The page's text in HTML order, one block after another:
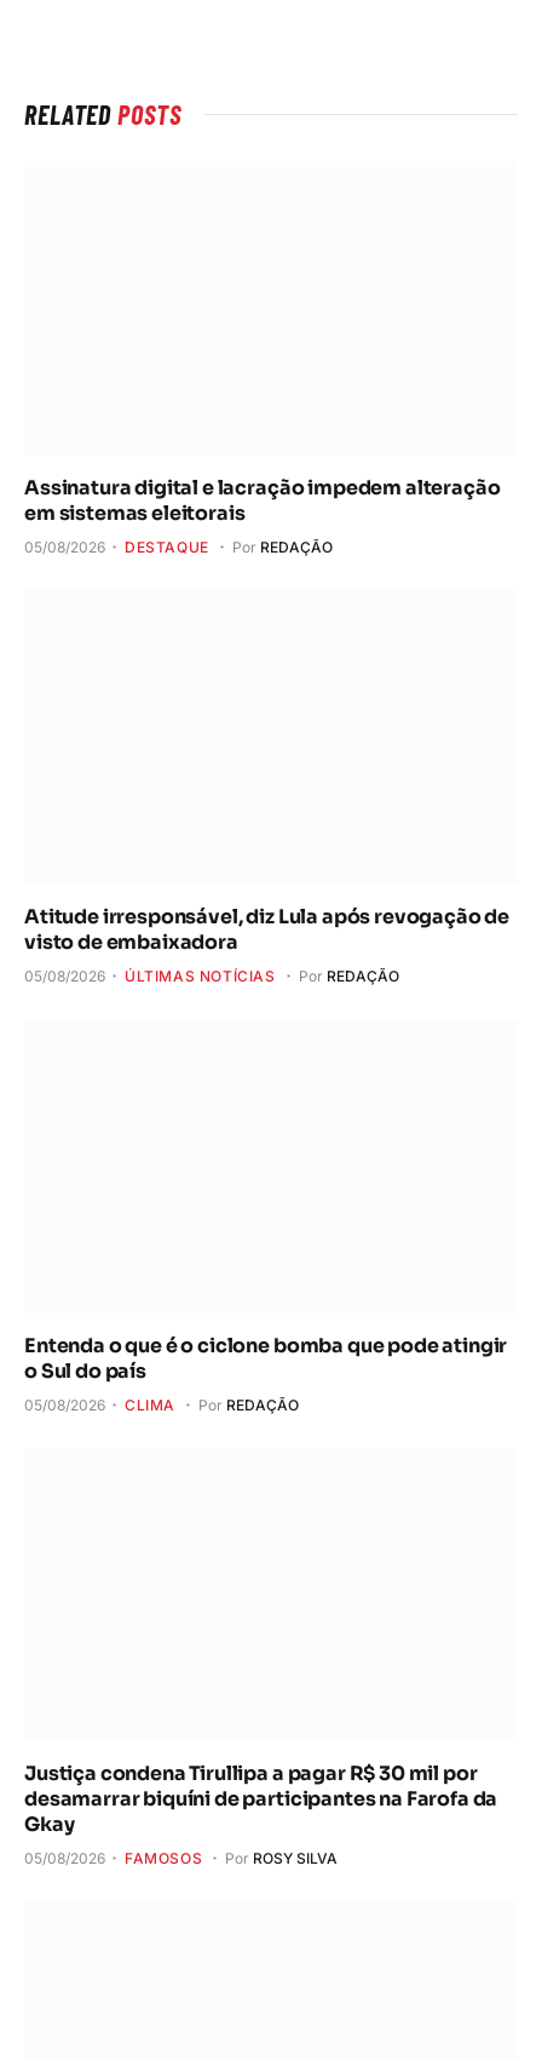
RELATEDPOSTS
Assinatura digital e lacração impedem alteração
em sistemas eleitorais
05/08/2026 DESTAQUE Por REDAÇÃO
Atitude irresponsável, diz Lula após revogação de
visto de embaixadora
05/08/2026 ÚLTIMAS NOTÍCIAS Por REDAÇÃO
Entenda o que é o ciclone bomba que pode atingir
o Sul do país
05/08/2026 CLIMA Por REDAÇÃO
Justiça condena Tirullipa a pagar R$ 30 mil por
desamarrar biquíni de participantes na Farofa da
Gkay
05/08/2026 FAMOSOS Por ROSY SILVA